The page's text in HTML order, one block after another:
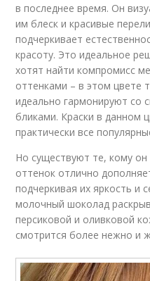
в последнее время. Он
им блеск и красивые
подчеркивает
красоту. Это идеальное
хотят найти компромисс
оттенками – в этом цвете
идеально гармонируют со
бликами. Краски в данном
практически все
Но существуют те, кому
оттенок отлично
подчеркивая их яркость и
молочный шоколад
персиковой и оливковой
смотрится более нежно и